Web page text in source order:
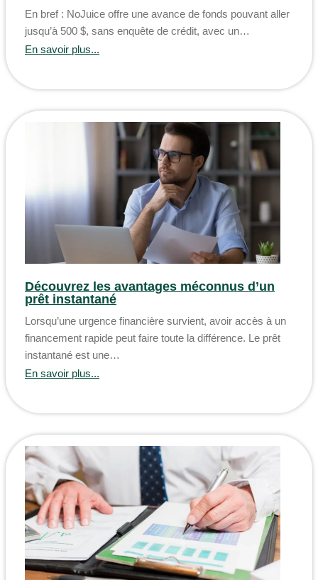
En bref : NoJuice offre une avance de fonds pouvant aller
jusqu’à 500 $, sans enquête de crédit, avec un…
En savoir plus...
Découvrez les avantages méconnus d’un
prêt instantané
Lorsqu’une urgence financière survient, avoir accès à un
financement rapide peut faire toute la différence. Le prêt
instantané est une…
En savoir plus...